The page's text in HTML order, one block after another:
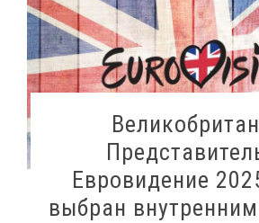
Евровидение
выбран